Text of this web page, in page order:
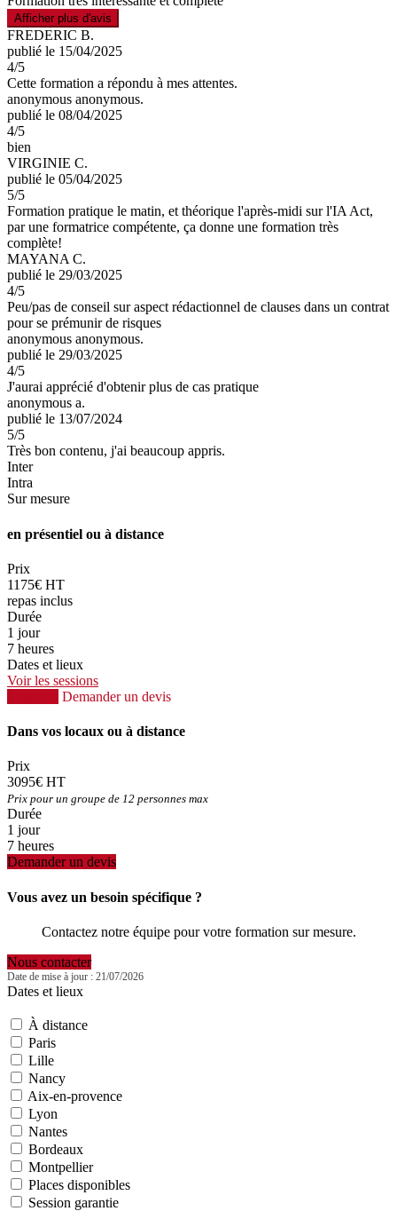
Afficher plus d'avis
FREDERIC B.
publié le 15/04/2025
4/5
Cette formation a répondu à mes attentes.
anonymous anonymous.
publié le 08/04/2025
4/5
bien
VIRGINIE C.
publié le 05/04/2025
5/5
Formation pratique le matin, et théorique l'après-midi sur l'IA Act,
par une formatrice compétente, ça donne une formation très
complète!
MAYANA C.
publié le 29/03/2025
4/5
Peu/pas de conseil sur aspect rédactionnel de clauses dans un contrat
pour se prémunir de risques
anonymous anonymous.
publié le 29/03/2025
4/5
J'aurai apprécié d'obtenir plus de cas pratique
anonymous a.
publié le 13/07/2024
5/5
Très bon contenu, j'ai beaucoup appris.
Inter
Intra
Sur mesure
en présentiel ou à distance
Prix
1175€ HT
repas inclus
Durée
1 jour
7 heures
Dates et lieux
Voir les sessions
Demander un devis
Dans vos locaux ou à distance
Prix
3095€ HT
Prix pour un groupe de 12 personnes max
Durée
1 jour
7 heures
Demander un devis
Vous avez un besoin spécifique ?
Contactez notre équipe pour votre formation sur mesure.
Nous contacter
Date de mise à jour : 21/07/2026
Dates et lieux
À distance
Paris
Lille
Nancy
Aix-en-provence
Lyon
Nantes
Bordeaux
Montpellier
Places disponibles
Session garantie